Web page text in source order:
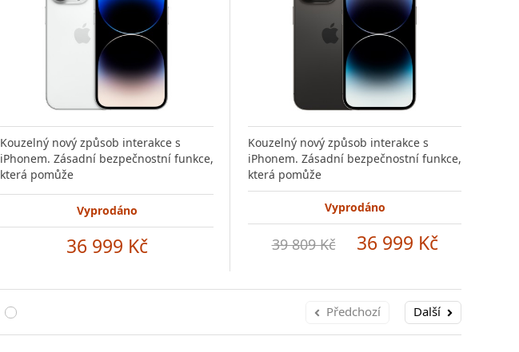
Kouzelný nový způsob interakce s
iPhonem. Zásadní bezpečnostní funkce,
která pomůže
Vyprodáno
36 999 Kč
Kouzelný nový způsob interakce s
iPhonem. Zásadní bezpečnostní funkce,
která pomůže
Vyprodáno
39 809 Kč 36 999 Kč
Předchozí Další